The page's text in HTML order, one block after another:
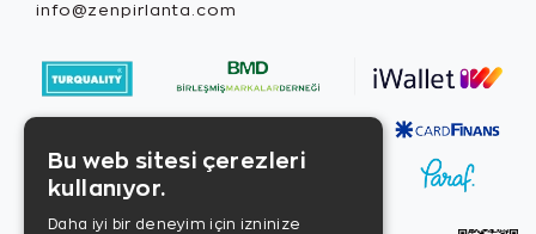
info@zenpirlanta.com
Bu web sitesi çerezleri
kullanıyor.
Daha iyi bir deneyim için izninize